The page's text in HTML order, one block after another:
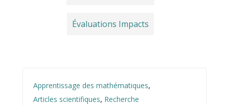
Évaluations Impacts
Apprentissage des mathématiques,
Articles scientifiques, Recherche